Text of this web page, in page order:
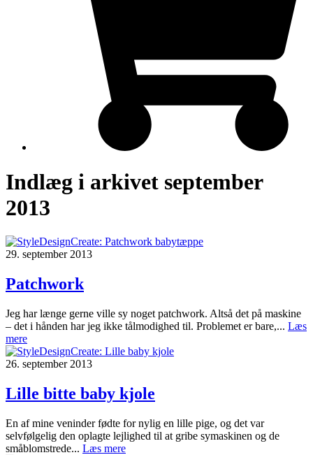
Indlæg i arkivet september
2013
29. september 2013
Patchwork
Jeg har længe gerne ville sy noget patchwork. Altså det på maskine
– det i hånden har jeg ikke tålmodighed til. Problemet er bare,... Læs
mere
26. september 2013
Lille bitte baby kjole
En af mine veninder fødte for nylig en lille pige, og det var
selvfølgelig den oplagte lejlighed til at gribe symaskinen og de
småblomstrede... Læs mere